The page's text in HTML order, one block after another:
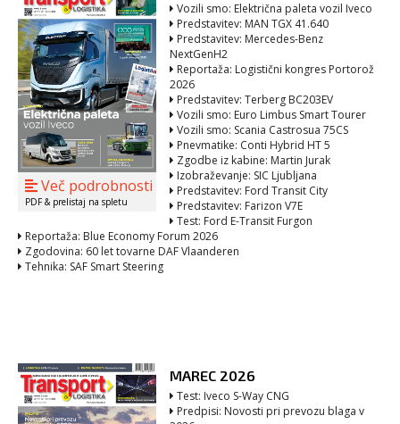
Več podrobnosti
PDF & prelistaj na spletu
Vozili smo: Električna paleta vozil Iveco
Predstavitev: MAN TGX 41.640
Predstavitev: Mercedes-Benz
NextGenH2
Reportaža: Logistični kongres Portorož
2026
Predstavitev: Terberg BC203EV
Vozili smo: Euro Limbus Smart Tourer
Vozili smo: Scania Castrosua 75CS
Pnevmatike: Conti Hybrid HT 5
Zgodbe iz kabine: Martin Jurak
Izobraževanje: SIC Ljubljana
Predstavitev: Ford Transit City
Predstavitev: Farizon V7E
Test: Ford E-Transit Furgon
Reportaža: Blue Economy Forum 2026
Zgodovina: 60 let tovarne DAF Vlaanderen
Tehnika: SAF Smart Steering
MAREC 2026
Test: Iveco S-Way CNG
Predpisi: Novosti pri prevozu blaga v